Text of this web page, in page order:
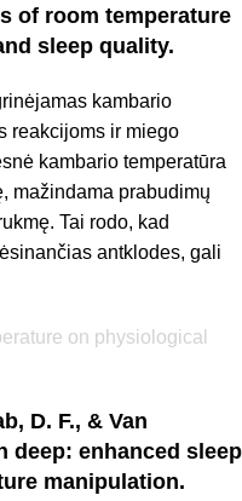
of room temperature
sleep quality.
kambario
reakcijoms ir miego
kambario temperatūra
mažindama prabudimų
Tai rodo, kad
antklodes, gali
on physiological
D. F., & Van
deep: enhanced sleep
manipulation.